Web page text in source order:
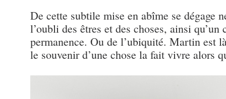
De cette subtile mise en abîme se dégage
l’oubli des êtres et des choses, ainsi
permanence. Ou de l’ubiquité. Martin est
le souvenir d’une chose la fait vivre alors